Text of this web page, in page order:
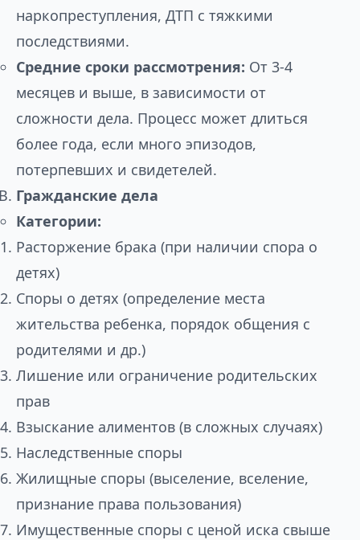
наркопреступления, ДТП с тяжкими
последствиями.
Средние сроки рассмотрения: От 3-4
месяцев и выше, в зависимости от
сложности дела. Процесс может длиться
более года, если много эпизодов,
потерпевших и свидетелей.
Гражданские дела
Категории:
Расторжение брака (при наличии спора о
детях)
Споры о детях (определение места
жительства ребенка, порядок общения с
родителями и др.)
Лишение или ограничение родительских
прав
Взыскание алиментов (в сложных случаях)
Наследственные споры
Жилищные споры (выселение, вселение,
признание права пользования)
Имущественные споры с ценой иска свыше